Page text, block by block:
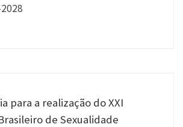
para a realização do XXI
de Sexualidade